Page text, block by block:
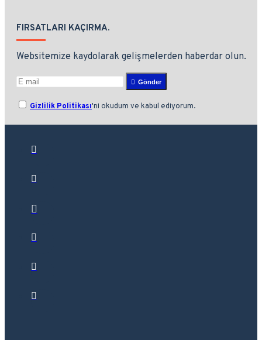
FIRSATLARI KAÇIRMA.
Websitemize kaydolarak gelişmelerden haberdar olun.
Gönder
Gizlilik Politikası'ni okudum ve kabul ediyorum.